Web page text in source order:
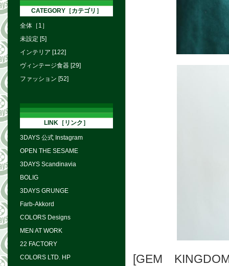
[GEM
CATEGORY［カテゴリ］
全体［1］
未設定 [5]
インテリア [122]
ヴィンテージ食器 [29]
ファッション [52]
LINK［リンク］
3DAYS 公式 Instagram
OPEN THE SESAME
3DAYS Scandinavia
BOLIG
3DAYS GRUNGE
Farb-Akkord
COLORS Designs
MEN AT WORK
22 FACTORY
COLORS LTD. HP